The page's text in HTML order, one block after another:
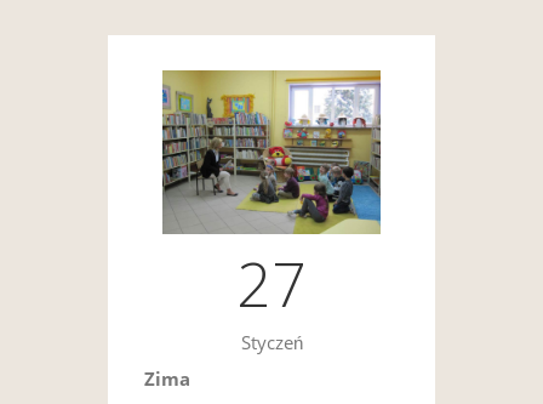
27
Styczeń
Zima